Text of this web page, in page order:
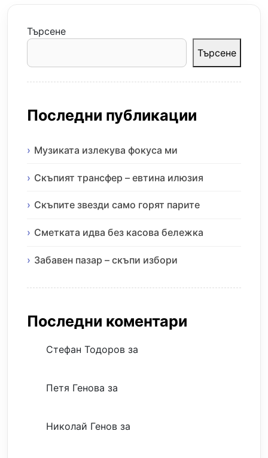
Търсене
Търсене
Последни публикации
Музиката излекува фокуса ми
Скъпият трансфер – евтина илюзия
Скъпите звезди само горят парите
Сметката идва без касова бележка
Забавен пазар – скъпи избори
Последни коментари
Стефан Тодоров за
Петя Генова за
Николай Генов за